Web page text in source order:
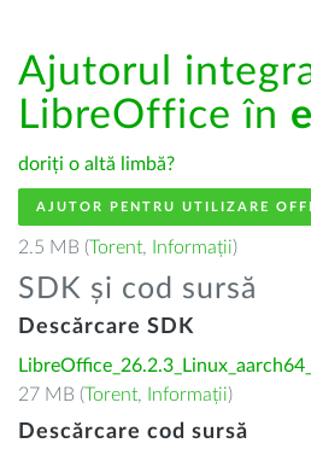
Ajutorul
LibreOffice în
doriți o altă limbă?
AJUTOR PENTRU UTILIZARE
2.5 MB (Torent, Informații)
SDK și cod sursă
Descărcare SDK
27 MB (Torent, Informații)
Descărcare cod sursă